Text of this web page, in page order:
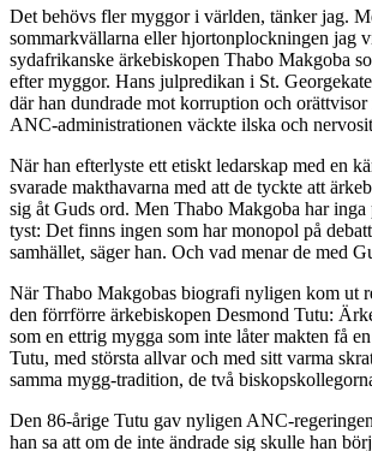
Det behövs fler myggor i världen, tänker jag.
sommarkvällarna eller hjortonplockningen jag
sydafrikanske ärkebiskopen Thabo Makgoba
efter myggor. Hans julpredikan i St.
där han dundrade mot korruption och
ANC-administrationen väckte ilska och
När han efterlyste ett etiskt ledarskap med en
svarade makthavarna med att de tyckte att
sig åt Guds ord. Men Thabo Makgoba har inga
tyst: Det finns ingen som har monopol på
samhället, säger han. Och vad menar de med
När Thabo Makgobas biografi nyligen kom ut
den förrförre ärkebiskopen Desmond Tutu:
som en ettrig mygga som inte låter makten få
Tutu, med största allvar och med sitt varma
samma mygg-tradition, de två
Den 86-årige Tutu gav nyligen ANC-
han sa att om de inte ändrade sig skulle han